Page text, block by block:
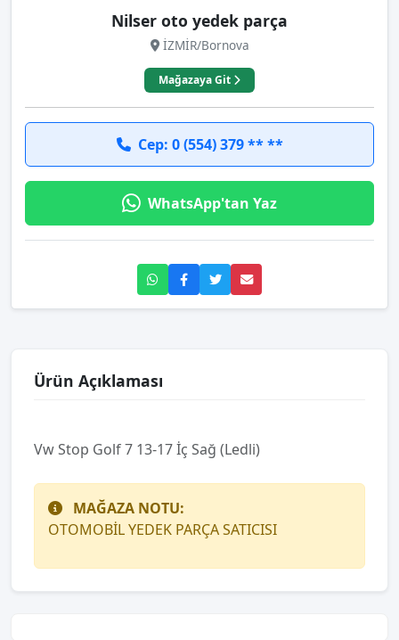
Nilser oto yedek parça
İZMİR/Bornova
Mağazaya Git
Cep: 0 (554) 379 ** **
WhatsApp'tan Yaz
Ürün Açıklaması
Vw Stop Golf 7 13-17 İç Sağ (Ledli)
MAĞAZA NOTU:
OTOMOBİL YEDEK PARÇA SATICISI